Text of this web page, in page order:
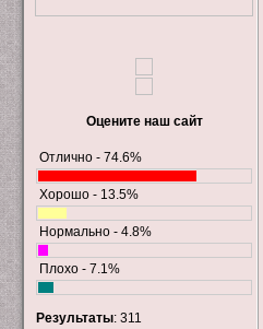
Оцените наш сайт
Отлично - 74.6%
Хорошо - 13.5%
Нормально - 4.8%
Плохо - 7.1%
Результаты: 311